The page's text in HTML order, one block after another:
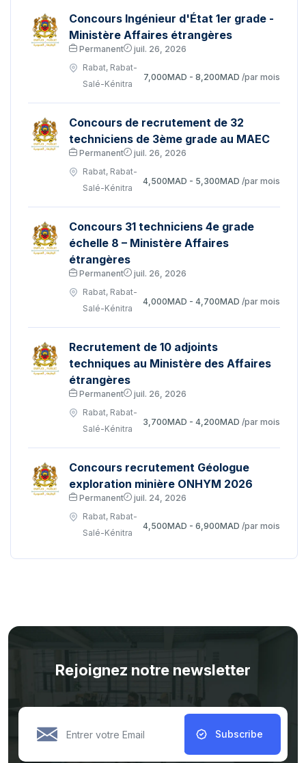
Concours Ingénieur d'État 1er grade -
Ministère Affaires étrangères
Permanent
juil. 26, 2026
Rabat, Rabat-
Salé-Kénitra
7,000MAD - 8,200MAD /par mois
Concours de recrutement de 32
techniciens de 3ème grade au MAEC
Permanent
juil. 26, 2026
Rabat, Rabat-
Salé-Kénitra
4,500MAD - 5,300MAD /par mois
Concours 31 techniciens 4e grade
échelle 8 – Ministère Affaires
étrangères
Permanent
juil. 26, 2026
Rabat, Rabat-
Salé-Kénitra
4,000MAD - 4,700MAD /par mois
Recrutement de 10 adjoints
techniques au Ministère des Affaires
étrangères
Permanent
juil. 26, 2026
Rabat, Rabat-
Salé-Kénitra
3,700MAD - 4,200MAD /par mois
Concours recrutement Géologue
exploration minière ONHYM 2026
Permanent
juil. 24, 2026
Rabat, Rabat-
Salé-Kénitra
4,500MAD - 6,900MAD /par mois
Rejoignez notre newsletter
Subscribe